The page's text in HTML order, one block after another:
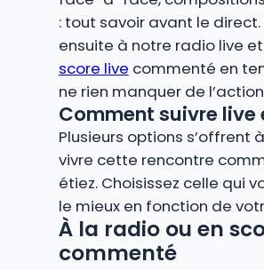
: tout savoir avant le
ensuite à notre radio live
score live commenté en
ne rien manquer de
Comment suivre live
Plusieurs options s’offrent
vivre cette rencontre
étiez. Choisissez celle qui
le mieux en fonction de
À la radio ou en
commenté